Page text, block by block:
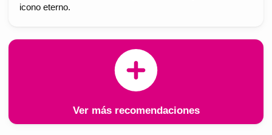
icono eterno.
Ver más recomendaciones